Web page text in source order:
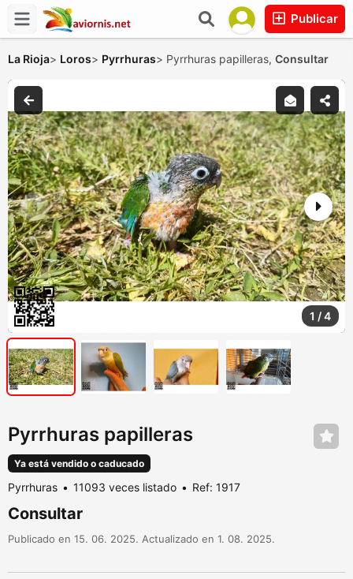
Publicar
La Rioja> Loros> Pyrrhuras> Pyrrhuras papilleras, Consultar
1 /4
Pyrrhuras papilleras
Ya está vendido o caducado
Pyrrhuras 11093 veces listado Ref: 1917
Consultar
Publicado en 15. 06. 2025. Actualizado en 1. 08. 2025.